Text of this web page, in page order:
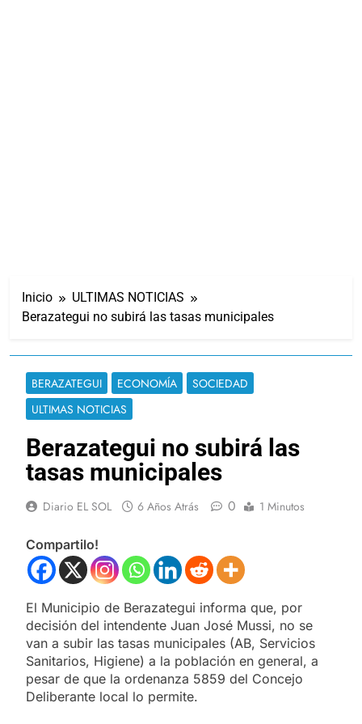
Inicio
ULTIMAS NOTICIAS
Berazategui no subirá las tasas municipales
BERAZATEGUI ECONOMÍA
SOCIEDAD
ULTIMAS NOTICIAS
Berazategui no subirá las
tasas municipales
Diario EL SOL 6 Años Atrás 0 1 Minutos
Compartilo!
El Municipio de Berazategui informa que, por
decisión del intendente Juan José Mussi, no se
van a subir las tasas municipales (AB, Servicios
Sanitarios, Higiene) a la población en general, a
pesar de que la ordenanza 5859 del Concejo
Deliberante local lo permite.